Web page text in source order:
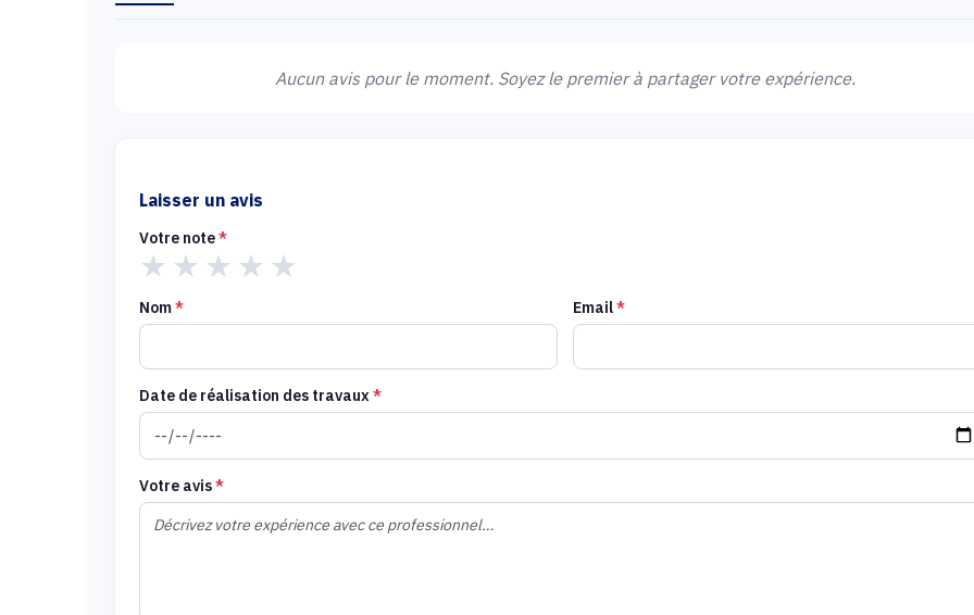
Aucun avis pour le moment. Soyez le premier à partager votre expérience.
Laisser un avis
Votre note*
★ ★ ★ ★ ★
Nom* Email*
Date de réalisation des travaux *
Votre avis*